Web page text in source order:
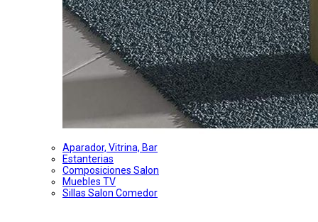
Aparador, Vitrina, Bar
Estanterias
Composiciones Salon
Muebles TV
Sillas Salon Comedor